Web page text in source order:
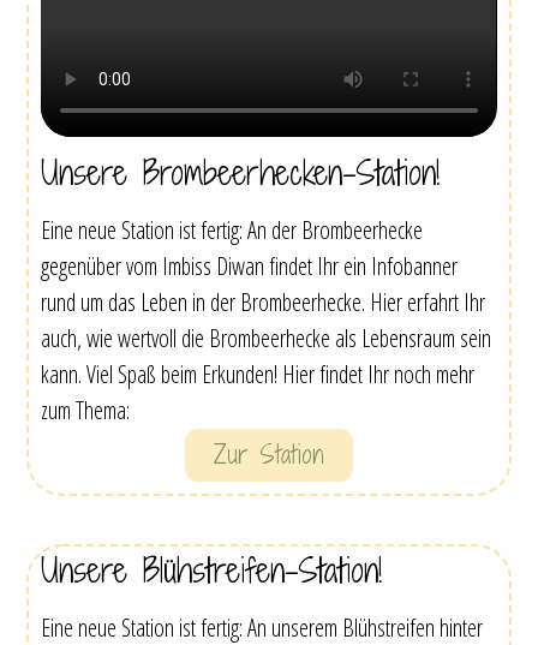
Unsere Brombeerhecken-Station!
Eine neue Station ist fertig: An der Brombeerhecke
gegenüber vom Imbiss Diwan findet Ihr ein Infobanner
rund um das Leben in der Brombeerhecke. Hier erfahrt Ihr
auch, wie wertvoll die Brombeerhecke als Lebensraum sein
kann. Viel Spaß beim Erkunden! Hier findet Ihr noch mehr
zum Thema:
Zur Station
Unsere Blühstreifen-Station!
Eine neue Station ist fertig: An unserem Blühstreifen hinter